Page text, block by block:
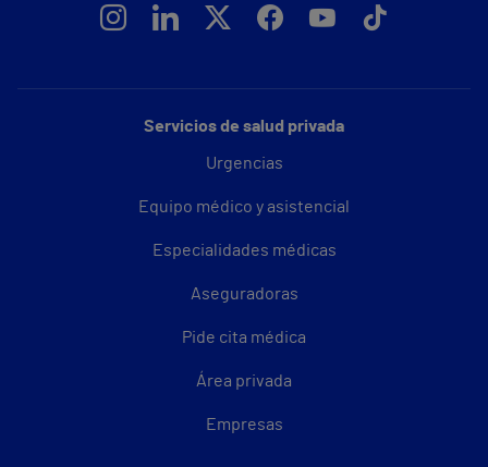
Servicios de salud privada
Urgencias
Equipo médico y asistencial
Especialidades médicas
Aseguradoras
Pide cita médica
Área privada
Empresas